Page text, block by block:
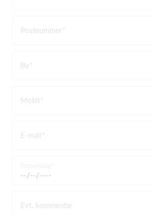
Postnummer
By
Mobil
E-mail
Evt. kommentar